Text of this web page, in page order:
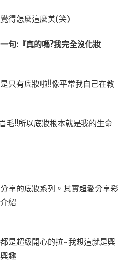
得怎麼這麼美(笑)
句:『真的嗎?我完全沒化妝
只有底妝啦!!像平常我自己在教
毛!!所以底妝根本就是我的生命
享的底妝系列。其實超愛分享彩
紹
是超級開心的拉~我想這就是興
趣